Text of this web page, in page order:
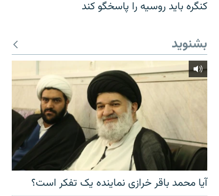
کنگره باید روسیه را پاسخگو کند
بشنوید
آیا محمد باقر خرازی نماینده یک تفکر است؟